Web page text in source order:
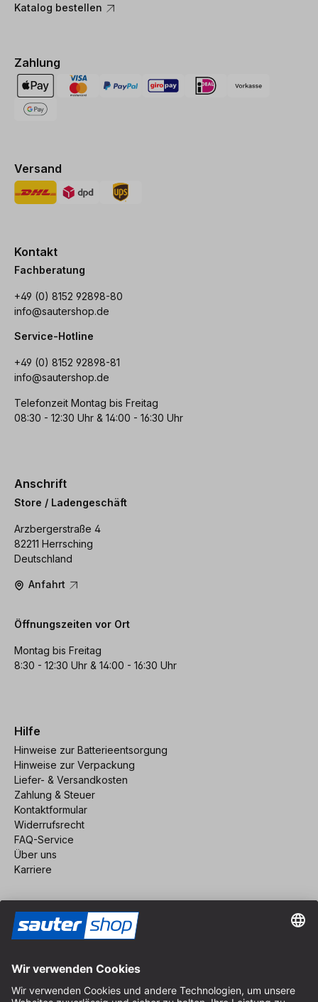
Katalog bestellen
Zahlung
Versand
Kontakt
Fachberatung
+49 (0) 8152 92898-80
info@sautershop.de
Service-Hotline
+49 (0) 8152 92898-81
info@sautershop.de
Telefonzeit Montag bis Freitag
08:30 - 12:30 Uhr & 14:00 - 16:30 Uhr
Anschrift
Store / Ladengeschäft
Arzbergerstraße 4
82211 Herrsching
Deutschland
Anfahrt
Öffnungszeiten vor Ort
Montag bis Freitag
8:30 - 12:30 Uhr & 14:00 - 16:30 Uhr
Hilfe
Hinweise zur Batterieentsorgung
Hinweise zur Verpackung
Liefer- & Versandkosten
Zahlung & Steuer
Kontaktformular
Widerrufsrecht
FAQ-Service
Über uns
Karriere